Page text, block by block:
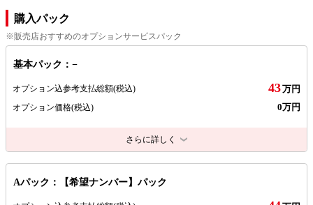
購入パック
※販売店おすすめのオプションサービスパック
基本パック：−
オプション込参考支払総額(税込) 43万円
オプション価格(税込) 0万円
さらに詳しく
Aパック：【希望ナンバー】パック